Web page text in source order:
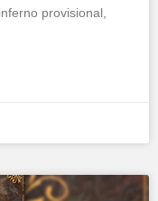
provisional,